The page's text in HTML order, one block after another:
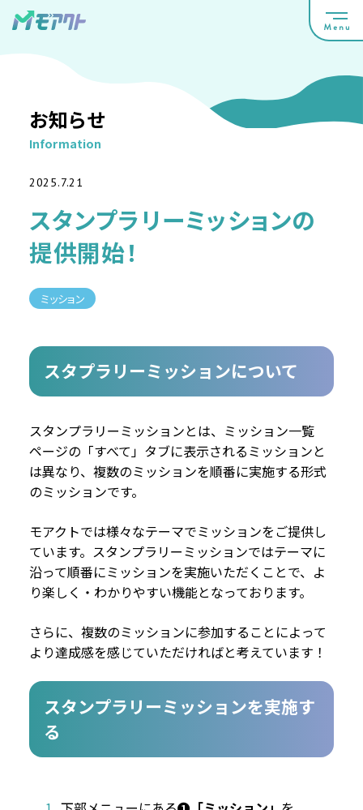
お知らせ
Information
2025.7.21
スタンプラリーミッションの
提供開始！
ミッション
スタプラリーミッションについて
スタンプラリーミッションとは、ミッション一覧
ページの「すべて」タブに表示されるミッションと
は異なり、複数のミッションを順番に実施する形式
のミッションです。
モアクトでは様々なテーマでミッションをご提供し
ています。スタンプラリーミッショ ンではテーマに
沿って順番にミッションを実施いただくことで、よ
り楽しく・わかりやすい機能となっております。
さらに、複数のミッションに参加することによって
より達成感を感じていただければと考えています！
スタンプラリーミッションを実施す
る